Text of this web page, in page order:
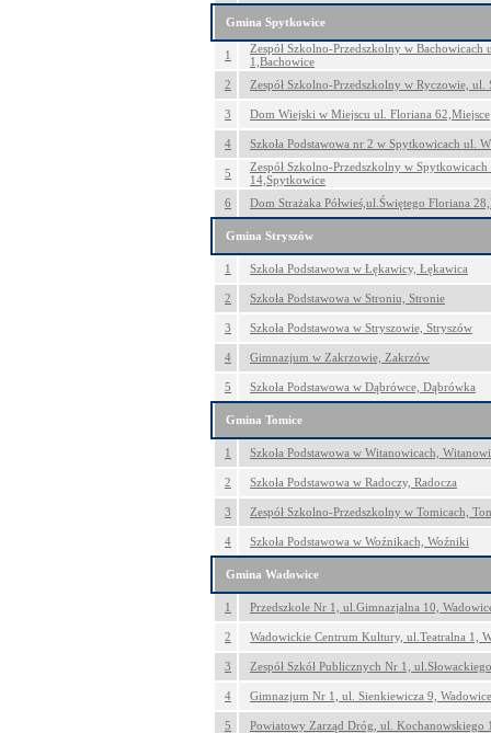
Gmina Spytkowice
1
Zespół Szkolno-Przedszkolny w Bachowicach
1,Bachowice
2
Zespół Szkolno-Przedszkolny w Ryczowie, ul.
3 Dom Wiejski w Miejscu ul. Floriana 62,Miejsce
4 Szkoła Podstawowa nr 2 w Spytkowicach ul.
5
Zespół Szkolno-Przedszkolny w
14,Spytkowice
6
Dom Strażaka Półwieś,ul.Świętego Floriana
Gmina Stryszów
1 Szkoła Podstawowa w Łękawicy, Łękawica
2 Szkoła Podstawowa w Stroniu, Stronie
3 Szkoła Podstawowa w Stryszowie, Stryszów
4 Gimnazjum w Zakrzowie, Zakrzów
5 Szkoła Podstawowa w Dąbrówce, Dąbrówka
Gmina Tomice
1 Szkoła Podstawowa w Witanowicach,
2 Szkoła Podstawowa w Radoczy, Radocza
3 Zespół Szkolno-Przedszkolny w Tomicach,
4 Szkoła Podstawowa w Woźnikach, Woźniki
Gmina Wadowice
1 Przedszkole Nr 1, ul.Gimnazjalna 10,
2 Wadowickie Centrum Kultury, ul.Teatralna 1,
3 Zespół Szkół Publicznych Nr 1,
4 Gimnazjum Nr 1, ul. Sienkiewicza 9, Wadowice
5 Powiatowy Zarząd Dróg, ul. Kochanowskiego